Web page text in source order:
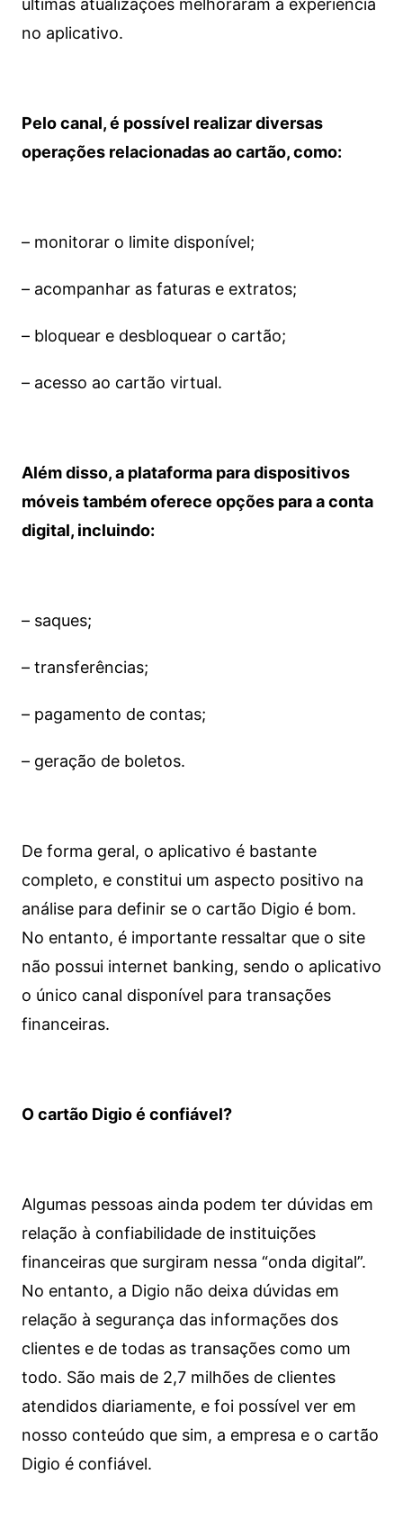
últimas atualizações melhoraram a experiência
no aplicativo.
Pelo canal, é possível realizar diversas
operações relacionadas ao cartão, como:
– monitorar o limite disponível;
– acompanhar as faturas e extratos;
– bloquear e desbloquear o cartão;
– acesso ao cartão virtual.
Além disso, a plataforma para dispositivos
móveis também oferece opções para a conta
digital, incluindo:
– saques;
– transferências;
– pagamento de contas;
– geração de boletos.
De forma geral, o aplicativo é bastante
completo, e constitui um aspecto positivo na
análise para definir se o cartão Digio é bom.
No entanto, é importante ressaltar que o site
não possui internet banking, sendo o aplicativo
o único canal disponível para transações
financeiras.
O cartão Digio é confiável?
Algumas pessoas ainda podem ter dúvidas em
relação à confiabilidade de instituições
financeiras que surgiram nessa “onda digital”.
No entanto, a Digio não deixa dúvidas em
relação à segurança das informações dos
clientes e de todas as transações como um
todo. São mais de 2,7 milhões de clientes
atendidos diariamente, e foi possível ver em
nosso conteúdo que sim, a empresa e o cartão
Digio é confiável.